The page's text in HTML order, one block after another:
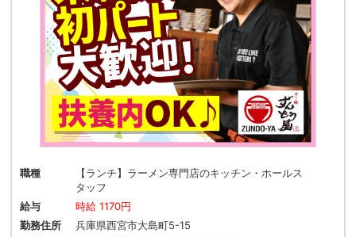
職種
【ランチ】ラーメン専門店のキッチン・ホールス
タッフ
給与
時給 1170円
勤務住所
兵庫県西宮市大島町5-15